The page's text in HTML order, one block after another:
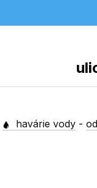
havárie vody -